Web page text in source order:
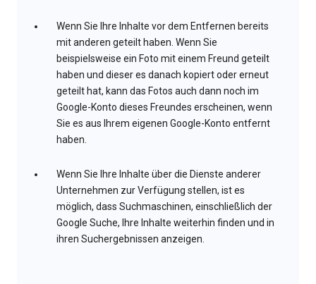
Wenn Sie Ihre Inhalte vor dem Entfernen bereits
mit anderen geteilt haben. Wenn Sie
beispielsweise ein Foto mit einem Freund geteilt
haben und dieser es danach kopiert oder erneut
geteilt hat, kann das Fotos auch dann noch im
Google-Konto dieses Freundes erscheinen, wenn
Sie es aus Ihrem eigenen Google-Konto entfernt
haben.
Wenn Sie Ihre Inhalte über die Dienste anderer
Unternehmen zur Verfügung stellen, ist es
möglich, dass Suchmaschinen, einschließlich der
Google Suche, Ihre Inhalte weiterhin finden und in
ihren Suchergebnissen anzeigen.